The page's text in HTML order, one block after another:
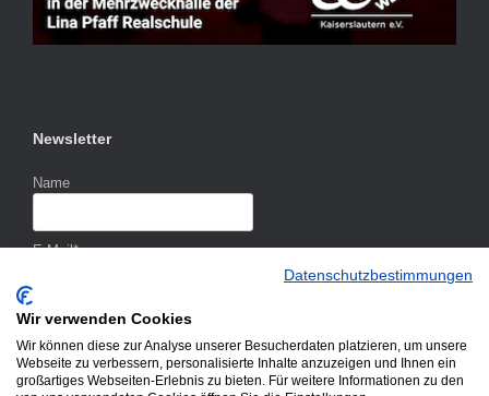
Newsletter
Name
E-Mail*
Datenschutzbestimmungen
Wir verwenden Cookies
Wir können diese zur Analyse unserer Besucherdaten platzieren, um unsere
Webseite zu verbessern, personalisierte Inhalte anzuzeigen und Ihnen ein
großartiges Webseiten-Erlebnis zu bieten. Für weitere Informationen zu den